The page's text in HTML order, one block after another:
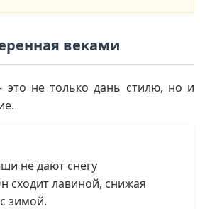
веками
это не только дань стилю, но и
не дают снегу
сходит лавиной, снижая
зимой.